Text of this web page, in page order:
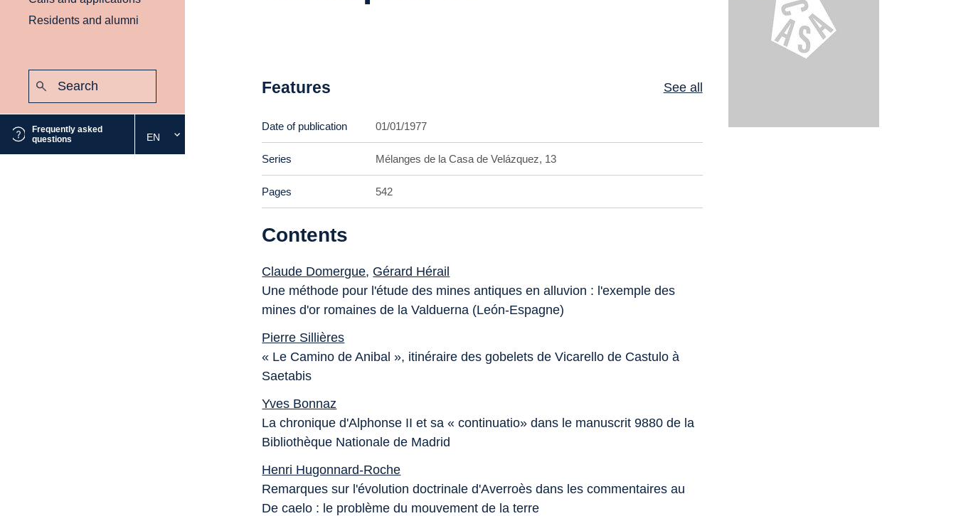
Residents and alumni
Frequently asked
questions
Select
the
EN
Features See all
Date of publication 01/01/1977
Series Mélanges de la Casa de Velázquez, 13
Pages 542
Contents
Claude Domergue, Gérard Hérail
Une méthode pour l'étude des mines antiques en alluvion : l'exemple des
mines d'or romaines de la Valduerna (León-Espagne)
Pierre Sillières
« Le Camino de Anibal », itinéraire des gobelets de Vicarello de Castulo à
Saetabis
Yves Bonnaz
La chronique d'Alphonse II et sa « continuatio» dans le manuscrit 9880 de la
Bibliothèque Nationale de Madrid
Henri Hugonnard-Roche
Remarques sur l'évolution doctrinale d'Averroès dans les commentaires au
De caelo : le problème du mouvement de la terre